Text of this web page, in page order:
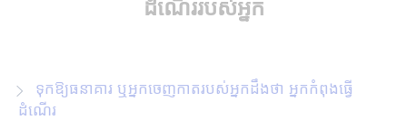
ដំណើររបស់អ្នក
ដំណើរ